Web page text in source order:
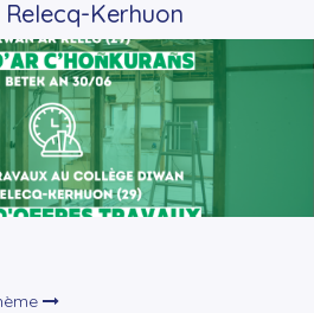
Kerhuon
+Lire la suite